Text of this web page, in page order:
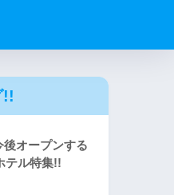
!!
後オープンする
テル特集!!